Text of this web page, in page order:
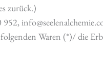
zurück.)
Waren (*)/ die